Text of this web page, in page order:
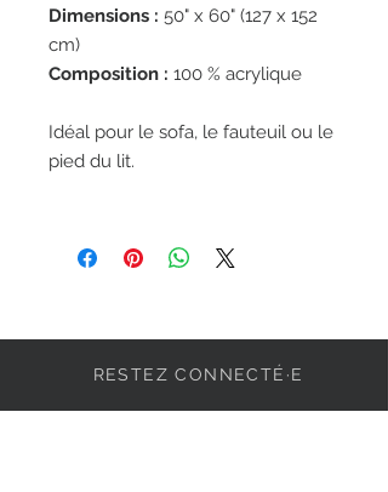
Dimensions : 50" x 60" (127 x 152
cm)
Composition : 100 % acrylique
Idéal pour le sofa, le fauteuil ou le
pied du lit.
RESTEZ CONNECTÉ·E